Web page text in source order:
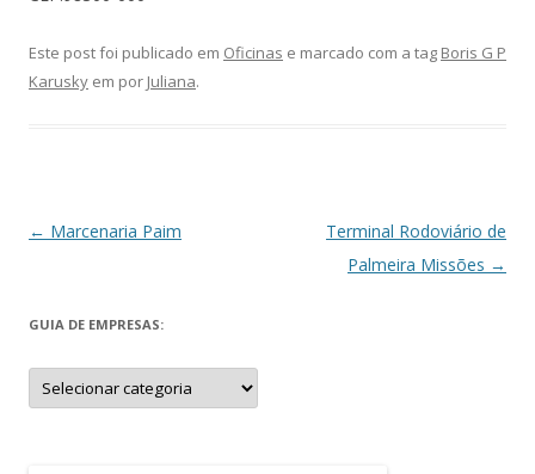
Este post foi publicado em Oficinas e marcado com a tag Boris G P
Karusky em por Juliana.
Navegação
← Marcenaria Paim
Terminal Rodoviário de
Palmeira Missões →
GUIA DE EMPRESAS:
Guia
de
Empresas: